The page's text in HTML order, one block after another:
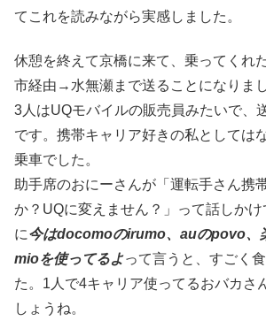
てこれを読みながら実感しました。
休憩を終えて京橋に来て、乗ってくれ
市経由→水無瀬まで送ることになりまし
3人はUQモバイルの販売員みたいで、
です。携帯キャリア好きの私としては
乗車でした。
助手席のおにーさんが「運転手さん携
か？UQに変えません？」って話しか
に今はdocomoのirumo、auのpovo、
mioを使ってるよって言うと、すごく
た。1人で4キャリア使ってるおバカさ
しょうね。